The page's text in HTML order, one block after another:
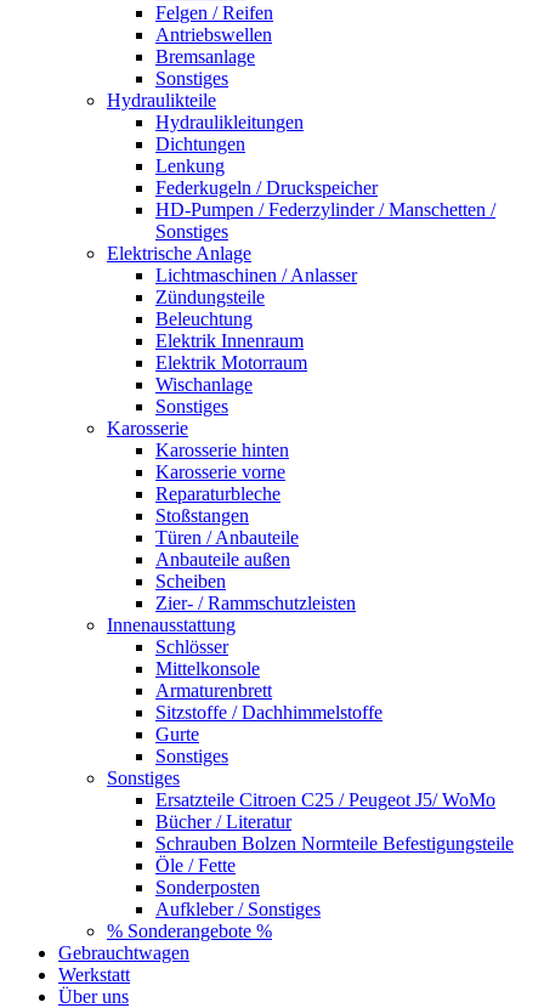
Felgen / Reifen
Antriebswellen
Bremsanlage
Sonstiges
Hydraulikteile
Hydraulikleitungen
Dichtungen
Lenkung
Federkugeln / Druckspeicher
HD-Pumpen / Federzylinder / Manschetten /
Sonstiges
Elektrische Anlage
Lichtmaschinen / Anlasser
Zündungsteile
Beleuchtung
Elektrik Innenraum
Elektrik Motorraum
Wischanlage
Sonstiges
Karosserie
Karosserie hinten
Karosserie vorne
Reparaturbleche
Stoßstangen
Türen / Anbauteile
Anbauteile außen
Scheiben
Zier- / Rammschutzleisten
Innenausstattung
Schlösser
Mittelkonsole
Armaturenbrett
Sitzstoffe / Dachhimmelstoffe
Gurte
Sonstiges
Sonstiges
Ersatzteile Citroen C25 / Peugeot J5/ WoMo
Bücher / Literatur
Schrauben Bolzen Normteile Befestigungsteile
Öle / Fette
Sonderposten
Aufkleber / Sonstiges
% Sonderangebote %
Gebrauchtwagen
Werkstatt
Über uns